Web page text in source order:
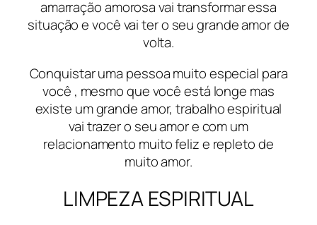
amarração amorosa vai transformar essa
situação e você vai ter o seu grande amor de
volta.
Conquistar uma pessoa muito especial para
você , mesmo que você está longe mas
existe um grande amor, trabalho espiritual
vai trazer o seu amor e com um
relacionamento muito feliz e repleto de
muito amor.
LIMPEZA ESPIRITUAL